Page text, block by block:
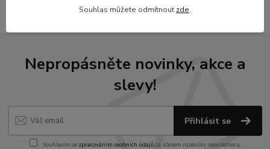
Nepropásněte novinky, akce a
slevy!
Přihlásit se
Souhlasím se zpracováním osobních údajůza účelem rozesílky newsletteru.
Souhlas můžete odmítnout zde.